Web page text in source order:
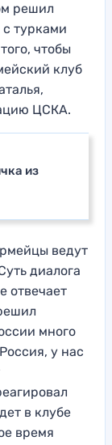
решил
с турками
чтобы
клуб
ЦСКА.
из
ведут
диалога
отвечает
много
у нас
в клубе
время